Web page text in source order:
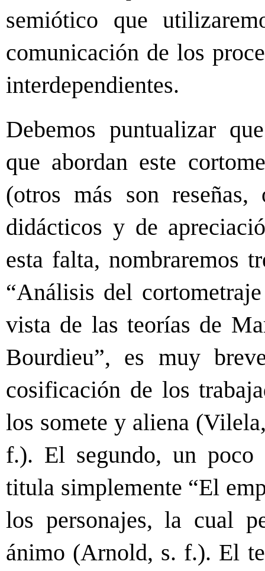
semiótico que
comunicación de los
interdependientes.
Debemos puntualizar
que abordan este
(otros más son
didácticos y de
esta falta, nombraremos
“Análisis del
vista de las teorías de
Bourdieu”, es muy
cosificación de los
los somete y aliena
f.). El segundo, un poco
titula simplemente “El
los personajes, la cual
ánimo (Arnold, s. f.). El